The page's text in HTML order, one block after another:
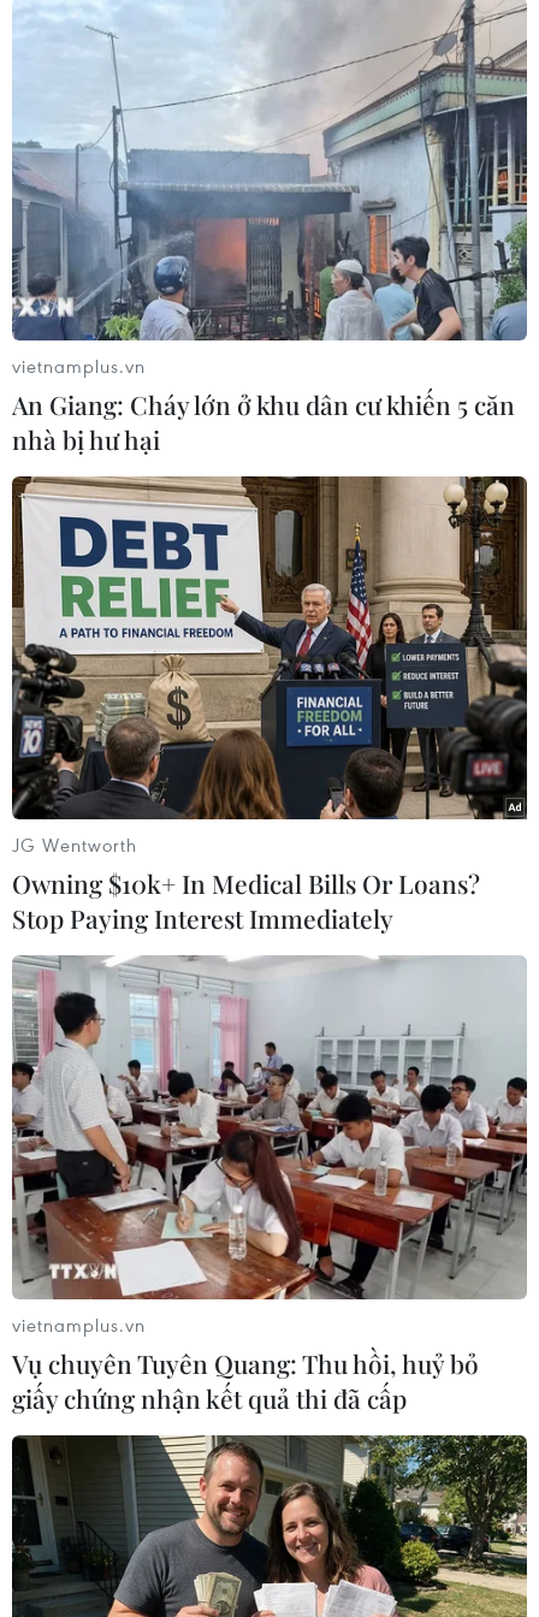
Quần thể di tích Cố đô Huế là điểm đến không
thể bỏ qua của du khách trên hành trình khám
phá di sản miền Trung. Theo thống kê, năm
2018 đã có khoảng 3,5 triệu lượt khách đã đến
tham quan các điểm trong Quần thể di tích Cố
đô Huế.
Quần thể di tích cố đô Huế được UNESCO công nhận là Di sản
văn hóa thế giới năm 1993. (Ảnh: Nhật Anh/TTXVN)
Còn tại Hội An, năm 2018 đón tổng lượt khách
tham quan, lưu trú lên tới 5 triệu lượt, trong đó
khách quốc tế đạt 3,8 triệu lượt. Doanh thu vé
tham quan phố cổ đạt hơn 266 tỷ đồng. Doanh
thu vé tham quan Cù Lao Chàm đạt gần 27 tỷ
đồng.
tiếp tục phát triển về số lượng và đa dạng loại
hình. Hội An cũng đã được vinh danh là "Điểm
đến thành phố văn hóa hàng đầu châu Á" trong
hệ thống Giải thưởng du lịch thế giới năm 2019.
Vịnh Hạ Long đã 2 lần được UNESCO công nhận
là Di sản Thiên nhiên thế giới, mang lại nhiều
lợi ích cho du lịch Quảng Ninh.
Năm Du lịch Quốc gia 2018 Hạ Long-Quảng
Ninh là năm "bội thu" khi ngành du lịch đón
12,2 triệu lượt khách, trong đó hơn 5 triệu lượt
khách quốc tế, doanh thu đạt 23.600 tỷ đồng.
Riêng Vịnh Hạ Long đón khoảng 4,1 triệu lượt
khách, tăng 4%, trong đó 2,82 triệu lượt khách
quốc tế, tăng 4% so với năm 2017.
lượng khách quốc tế đến Việt Nam trong năm
2018, đã góp phần khẳng định Hạ Long-Quảng
Ninh là điểm đến hấp dẫn du khách.
Có thể khẳng định di sản là tài nguyên du lịch
có sức hấp dẫn mạnh mẽ, là động lực thu hút
vietnamplus.vn
An Giang: Cháy lớn ở khu dân cư khiến 5 căn
nhà bị hư hại
JG Wentworth
Owning $10k+ In Medical Bills Or Loans?
Stop Paying Interest Immediately
vietnamplus.vn
Vụ chuyên Tuyên Quang: Thu hồi, huỷ bỏ
giấy chứng nhận kết quả thi đã cấp